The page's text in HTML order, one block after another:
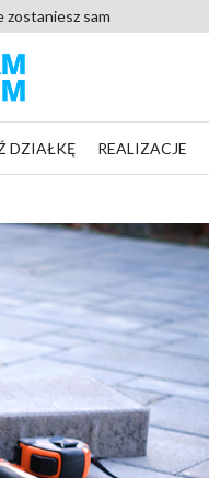
zostaniesz sam
DZIAŁKĘ REALIZACJE